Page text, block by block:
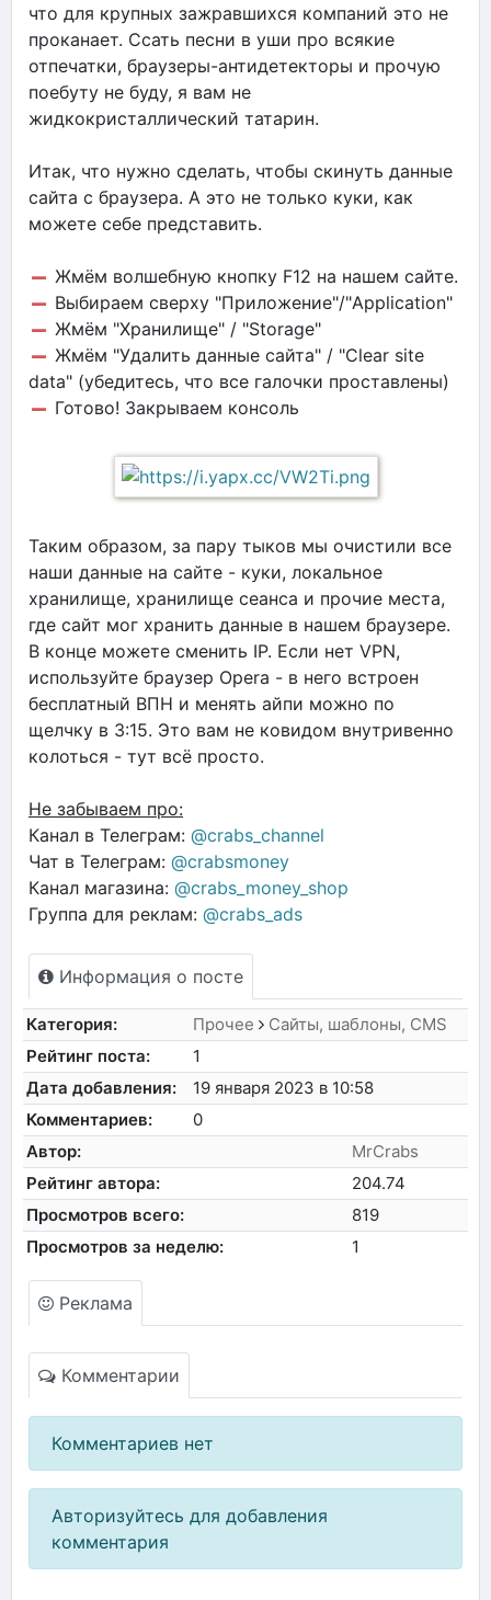
что для крупных зажравшихся компаний это не
проканает. Ссать песни в уши про всякие
отпечатки, браузеры-антидетекторы и прочую
поебуту не буду, я вам не
жидкокристаллический татарин.
Итак, что нужно сделать, чтобы скинуть данные
сайта с браузера. А это не только куки, как
можете себе представить.
Жмём волшебную кнопку F12 на нашем сайте.
Выбираем сверху "Приложение"/"Application"
Жмём "Хранилище" / "Storage"
Жмём "Удалить данные сайта" / "Clear site
data" (убедитесь, что все галочки проставлены)
Готово! Закрываем консоль
Таким образом, за пару тыков мы очистили все
наши данные на сайте - куки, локальное
хранилище, хранилище сеанса и прочие места,
где сайт мог хранить данные в нашем браузере.
В конце можете сменить IP. Если нет VPN,
используйте браузер Opera - в него встроен
бесплатный ВПН и менять айпи можно по
щелчку в 3:15. Это вам не ковидом внутривенно
колоться - тут всё просто.
Не забываем про:
Канал в Телеграм: @crabs_channel
Чат в Телеграм: @crabsmoney
Канал магазина: @crabs_money_shop
Группа для реклам: @crabs_ads
Информация о посте
Категория: Прочее
Сайты, шаблоны, CMS
Рейтинг поста:
1
Дата добавления:
19 января 2023 в 10:58
Комментариев:
0
Автор:
MrCrabs
Рейтинг автора:
204.74
Просмотров всего:
819
Просмотров за неделю:
1
Реклама
Комментарии
Комментариев нет
Авторизуйтесь для добавления
комментария